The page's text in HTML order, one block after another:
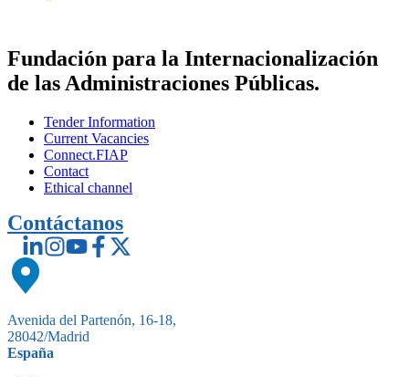
Fundación para la Internacionalización
de las Administraciones Públicas.
Tender Information
Current Vacancies
Connect.FIAP
Contact
Ethical channel
Contáctanos
Avenida del Partenón, 16-18,
28042/Madrid
España